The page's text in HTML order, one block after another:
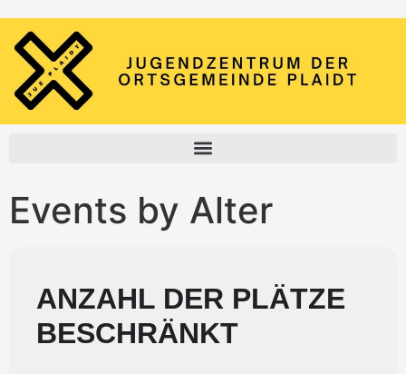
Events by Alter
ANZAHL DER PLÄTZE
BESCHRÄNKT